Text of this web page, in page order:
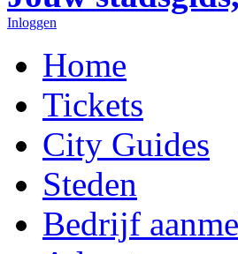
Inloggen
Home
Tickets
City Guides
Steden
Bedrijf